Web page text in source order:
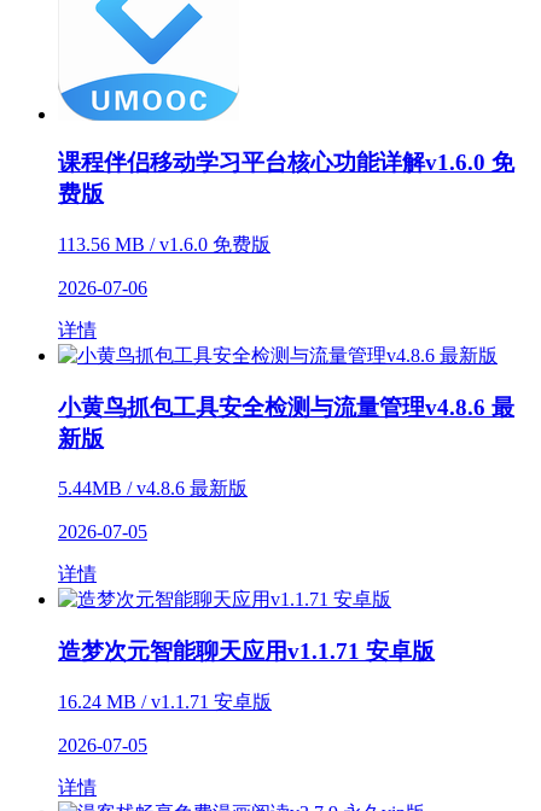
课程伴侣移动学习平台核心功能详解v1.6.0 免
费版
113.56 MB / v1.6.0 免费版
2026-07-06
详情
小黄鸟抓包工具安全检测与流量管理v4.8.6 最
新版
5.44MB / v4.8.6 最新版
2026-07-05
详情
造梦次元智能聊天应用v1.1.71 安卓版
16.24 MB / v1.1.71 安卓版
2026-07-05
详情